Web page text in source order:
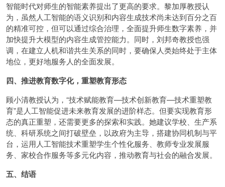
智能时代对师生的智能素养提出了更高的要求。黎加厚教授认
为，虽然人工智能的语义识别和内容生成技术尚未达到百分之百
的精准可控，但可以通过综合治理，全面提升师生数字素养，并
加快提升大模型的内容生成管控能力。同时，刘邦奇教授也强
调，在建立人机和谐共生关系的同时，要确保人类始终处于主体
地位，更好地服务人的全面发展。
四、推进教育数字化，重塑教育形态
顾小清教授认为，“技术赋能教育—技术创新教育—技术重塑教
育”是人工智能促进未来教育发展的进阶样态。但要实现教育形
态的真正重塑，还需要更多的探索和实践。她建议学校、生产系
统、科研系统之间打破壁垒，以政府为主导，搭建协同机制与平
台，运用人工智能技术重塑学生个性化服务、教师专业发展服
务、家校合作服务等多元化内容，推动教育与社会的融合发展。
五、结语